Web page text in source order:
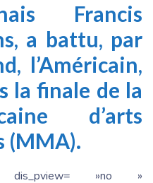
Francis
a battu, par
l’Américain,
la finale de la
d’arts
(MMA).
dis_pview= »no »